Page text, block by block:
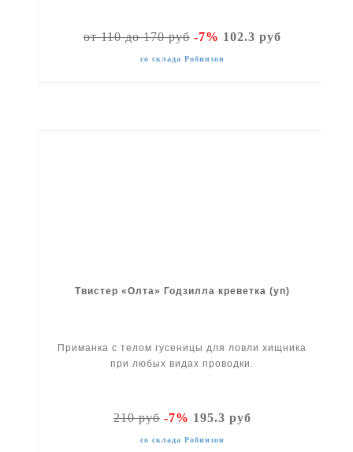
от 110 до 170 руб-7% 102.3 руб
со склада Робинзон
Твистер «Олта» Годзилла креветка (уп)
Приманка с телом гусеницы для ловли хищника
при любых видах проводки.
210 руб-7% 195.3 руб
со склада Робинзон